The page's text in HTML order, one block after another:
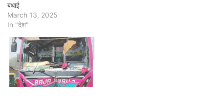
बधाई
March 13, 2025
In "देश"